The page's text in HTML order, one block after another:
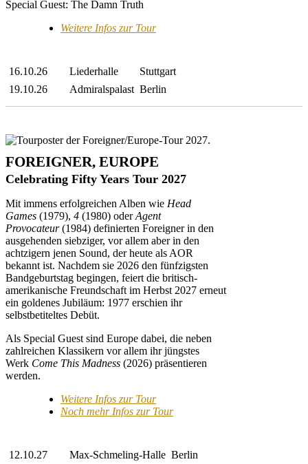
Special Guest: The Damn Truth
Weitere Infos zur Tour
16.10.26 Liederhalle
Stuttgart
19.10.26
Admiralspalast Berlin
FOREIGNER, EUROPE
Celebrating Fifty Years Tour 2027
Mit immens erfolgreichen Alben wie Head
Games (1979), 4 (1980) oderAgent
Provocateur(1984) definierten Foreigner in den
ausgehenden siebziger, vor allem aber in den
achtzigern jenen Sound, der heute als AOR
bekannt ist. Nachdem sie 2026 den fünfzigsten
Bandgeburtstag begingen, feiert die britisch-
amerikanische Freundschaft im Herbst 2027 erneut
ein goldenes Jubiläum: 1977 erschien ihr
selbstbetiteltes Debüt.
Als Special Guest sind Europe dabei, die neben
zahlreichen Klassikern vor allem ihr jüngstes
Werk Come This Madness (2026) präsentieren
werden.
Weitere Infos zur Tour
Noch mehr Infos zur Tour
12.10.27 Max-Schmeling-Halle Berlin